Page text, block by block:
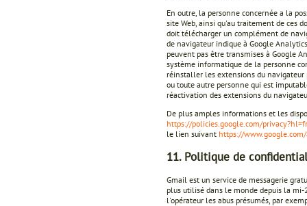
En outre, la personne concernée a la
site Web, ainsi qu'au traitement de ces
doit télécharger un complément de
de navigateur indique à Google
peuvent pas être transmises à Google
système informatique de la personne
réinstaller les extensions du navigateur
ou toute autre personne qui est
réactivation des extensions du
De plus amples informations et les
https://policies.google.com/privacy?hl=fr
le lien suivant https://
11. Politique de
Gmail est un service de messagerie
plus utilisé dans le monde depuis la
l'opérateur les abus présumés, par